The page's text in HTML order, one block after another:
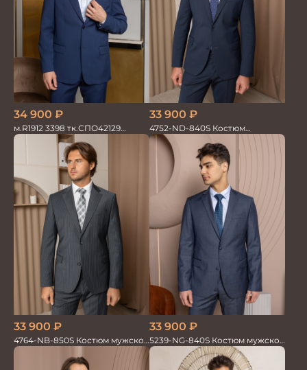
34 900 ₽
м.R1912 3398 тк.СПО42129
Костюм мужской
33 900 ₽
4752-ND-840S Костюм
мужской двойка
33 900 ₽
4764-NB-850S Костюм мужской
двойка в полоску
33 900 ₽
5239-NG-840S Костюм мужской
двойка